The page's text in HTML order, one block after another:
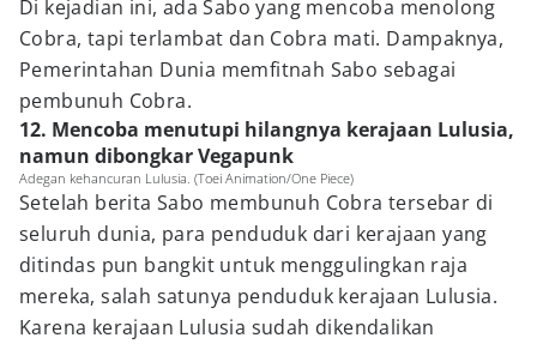
Di kejadian ini, ada Sabo yang mencoba menolong
Cobra, tapi terlambat dan Cobra mati. Dampaknya,
Pemerintahan Dunia memfitnah Sabo sebagai
pembunuh Cobra.
12. Mencoba menutupi hilangnya kerajaan Lulusia,
namun dibongkar Vegapunk
Adegan kehancuran Lulusia. (Toei Animation/One Piece)
Setelah berita Sabo membunuh Cobra tersebar di
seluruh dunia, para penduduk dari kerajaan yang
ditindas pun bangkit untuk menggulingkan raja
mereka, salah satunya penduduk kerajaan Lulusia.
Karena kerajaan Lulusia sudah dikendalikan